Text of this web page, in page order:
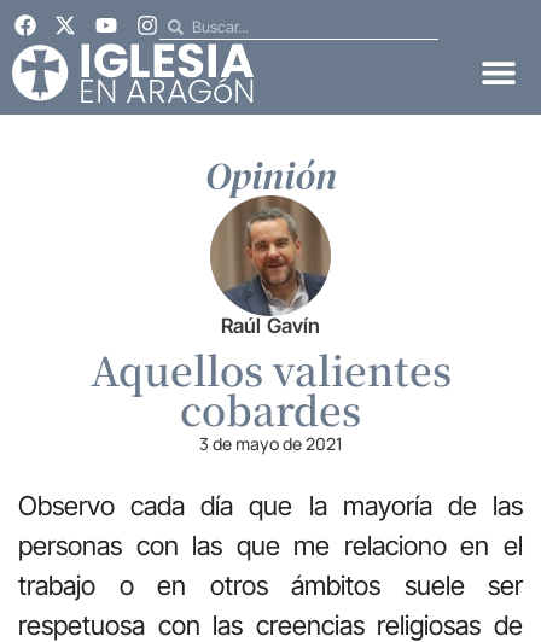
Opinión
Raúl Gavín
Aquellos valientes
cobardes
3 de mayo de 2021
Observo cada día que la mayoría de las
personas con las que me relaciono en el
trabajo o en otros ámbitos suele ser
respetuosa con las creencias religiosas de